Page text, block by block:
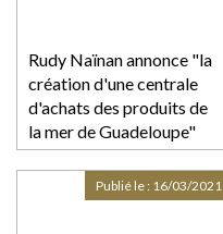
Rudy Naïnan annonce "la
création d'une centrale
d'achats des produits de
la mer de Guadeloupe"
Publié le : 16/03/2021